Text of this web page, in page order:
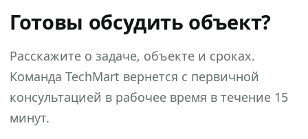
Готовы обсудить объект?
Расскажите о задаче, объекте и сроках.
Команда TechMart вернется с первичной
консультацией в рабочее время в течение 15
минут.